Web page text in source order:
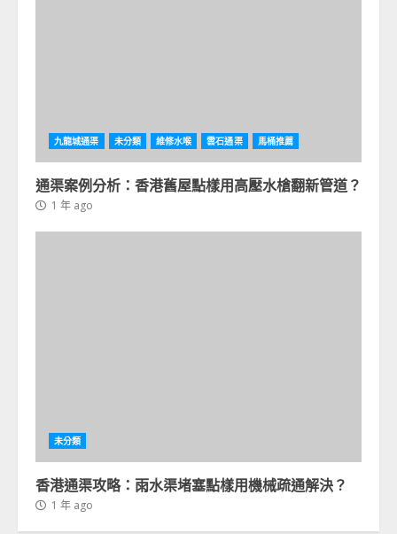
九龍城通渠 未分類 維修水喉 雲石通渠 馬桶推薦
通渠案例分析：香港舊屋點樣用高壓水槍翻新管道？
1 年 ago
未分類
香港通渠攻略：雨水渠堵塞點樣用機械疏通解決？
1 年 ago